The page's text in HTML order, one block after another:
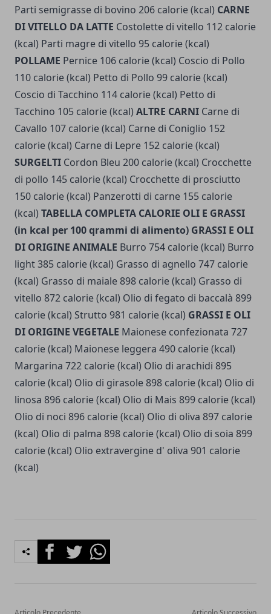
Parti semigrasse di bovino 206 calorie (kcal) CARNE
DI VITELLO DA LATTE Costolette di vitello 112 calorie
(kcal) Parti magre di vitello 95 calorie (kcal)
POLLAME Pernice 106 calorie (kcal) Coscio di Pollo
110 calorie (kcal) Petto di Pollo 99 calorie (kcal)
Coscio di Tacchino 114 calorie (kcal) Petto di
Tacchino 105 calorie (kcal) ALTRE CARNI Carne di
Cavallo 107 calorie (kcal) Carne di Coniglio 152
calorie (kcal) Carne di Lepre 152 calorie (kcal)
SURGELTI Cordon Bleu 200 calorie (kcal) Crocchette
di pollo 145 calorie (kcal) Crocchette di prosciutto
150 calorie (kcal) Panzerotti di carne 155 calorie
(kcal) TABELLA COMPLETA CALORIE OLI E GRASSI
(in kcal per 100 qrammi di alimento) GRASSI E OLI
DI ORIGINE ANIMALE Burro 754 calorie (kcal) Burro
light 385 calorie (kcal) Grasso di agnello 747 calorie
(kcal) Grasso di maiale 898 calorie (kcal) Grasso di
vitello 872 calorie (kcal) Olio di fegato di baccalà 899
calorie (kcal) Strutto 981 calorie (kcal) GRASSI E OLI
DI ORIGINE VEGETALE Maionese confezionata 727
calorie (kcal) Maionese leggera 490 calorie (kcal)
Margarina 722 calorie (kcal) Olio di arachidi 895
calorie (kcal) Olio di girasole 898 calorie (kcal) Olio di
linosa 896 calorie (kcal) Olio di Mais 899 calorie (kcal)
Olio di noci 896 calorie (kcal) Olio di oliva 897 calorie
(kcal) Olio di palma 898 calorie (kcal) Olio di soia 899
calorie (kcal) Olio extravergine d' oliva 901 calorie
(kcal)
FacebookTwitterWhatsapp